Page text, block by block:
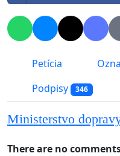
Petícia
Podpisy 346
Ministerstvo
There are no